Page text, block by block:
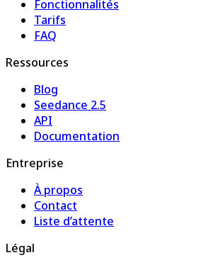
Fonctionnalités
Tarifs
FAQ
Ressources
Blog
Seedance 2.5
API
Documentation
Entreprise
À propos
Contact
Liste d’attente
Légal